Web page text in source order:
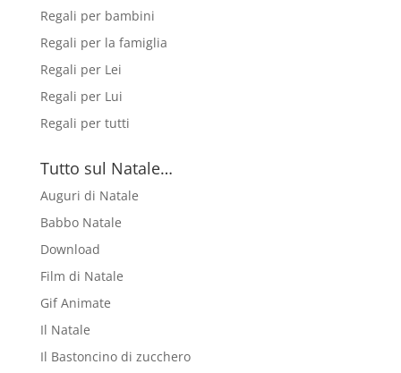
Regali per bambini
Regali per la famiglia
Regali per Lei
Regali per Lui
Regali per tutti
Tutto sul Natale…
Auguri di Natale
Babbo Natale
Download
Film di Natale
Gif Animate
Il Natale
Il Bastoncino di zucchero